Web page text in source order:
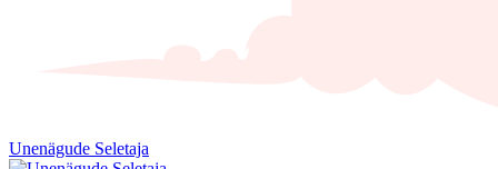
Unenägude Seletaja